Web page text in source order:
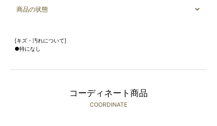
商品の状態
[キズ・汚れについて]
●特になし
コーディネート商品
COORDINATE